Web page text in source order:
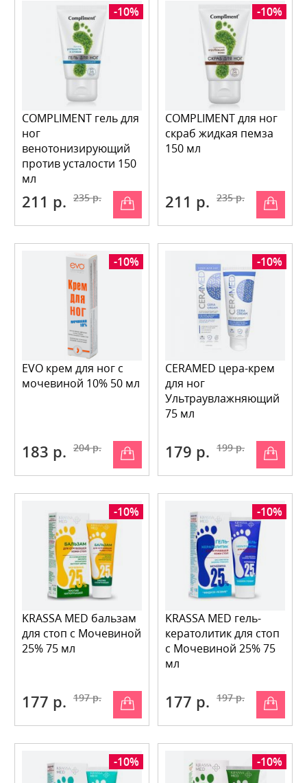
-10%
COMPLIMENT гель для
ног
венотонизирующий
против усталости 150
мл
211 р. 235 р.
-10%
COMPLIMENT для ног
скраб жидкая пемза
150 мл
211 р. 235 р.
-10%
EVO крем для ног с
мочевиной 10% 50 мл
183 р. 204 р.
-10%
CERAMED цера-крем
для ног
Ультраувлажняющий
75 мл
179 р. 199 р.
-10%
KRASSA MED бальзам
для стоп с Мочевиной
25% 75 мл
177 р. 197 р.
-10%
KRASSA MED гель-
кератолитик для стоп
с Мочевиной 25% 75
мл
177 р. 197 р.
-10% -10%